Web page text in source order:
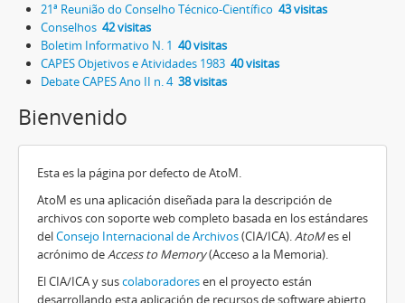
21ª Reunião do Conselho Técnico-Científico 43 visitas
Conselhos 42 visitas
Boletim Informativo N. 1 40 visitas
CAPES Objetivos e Atividades 1983 40 visitas
Debate CAPES Ano II n. 438 visitas
Bienvenido
Esta es la página por defecto de AtoM.
AtoM es una aplicación diseñada para la descripción de
archivos con soporte web completo basada en los estándares
delConsejo Internacional de Archivos(CIA/ICA).AtoMes el
acrónimo deAccess to Memory(Acceso a la Memoria).
El CIA/ICA y suscolaboradoresen el proyecto están
desarrollando esta aplicación de recursos de software abierto